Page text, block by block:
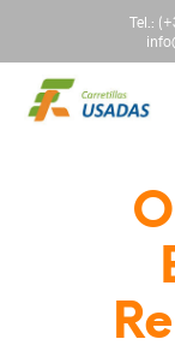
Tel.: